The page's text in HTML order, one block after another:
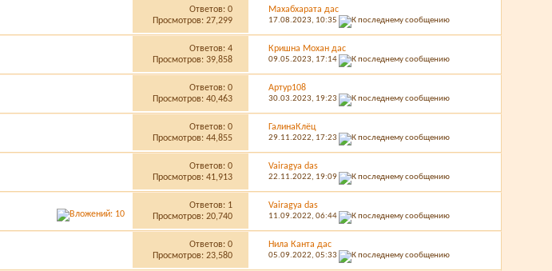
Ответов:0
Просмотров: 27,299
Махабхарата дас
17.08.2023, 10:35
Ответов:4
Просмотров: 39,858
Кришна Мохан дас
09.05.2023, 17:14
Ответов:0
Просмотров: 40,463
Артур108
30.03.2023, 19:23
Ответов:0
Просмотров: 44,855
ГалинаКлёц
29.11.2022, 17:23
Ответов:0
Просмотров: 41,913
Vairagya das
22.11.2022, 19:09
Ответов: 1
Просмотров: 20,740
Vairagya das
11.09.2022, 06:44
Ответов:0
Просмотров: 23,580
Нила Канта дас
05.09.2022, 05:33